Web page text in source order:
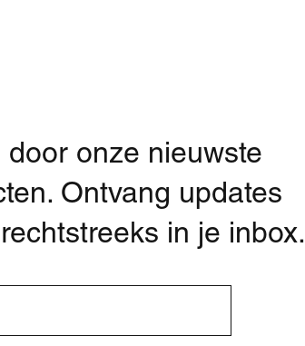
onze nieuwste
Ontvang updates
in je inbox.